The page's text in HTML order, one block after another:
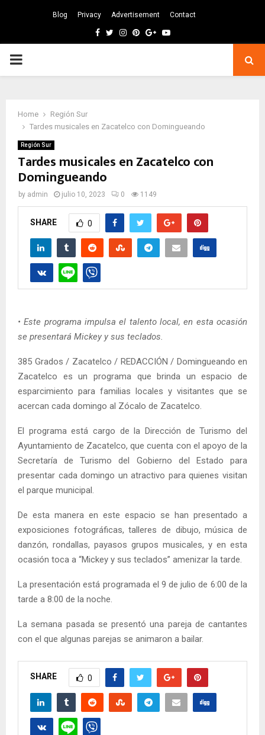
Blog Privacy Advertisement Contact
Facebook
TwitterInstagram
Pinterest
GoogleYoutube
PRIMARY
Home
Región Sur
Tardes musicales en Zacatelco con Domingueando
Región Sur
Tardes musicales en Zacatelco con
Domingueando
by admin julio 10, 2023 0 1149
SHARE 0
• Este programa impulsa el talento local, en esta ocasión
se presentará Mickey y sus teclados.
385 Grados / Zacatelco / REDACCIÓN / Domingueando en
Zacatelco es un programa que brinda un espacio de
esparcimiento para familias locales y visitantes que se
acercan cada domingo al Zócalo de Zacatelco.
El programa está cargo de la Dirección de Turismo del
Ayuntamiento de Zacatelco, que cuenta con el apoyo de la
Secretaría de Turismo del Gobierno del Estado para
presentar cada domingo un atractivo para quienes visitan
el parque municipal.
De esta manera en este espacio se han presentado a
exposiciones fotográficas, talleres de dibujo, música de
danzón, rondallas, payasos grupos musicales, y en esta
ocasión toca a “Mickey y sus teclados” amenizar la tarde.
La presentación está programada el 9 de julio de 6:00 de la
tarde a 8:00 de la noche.
La semana pasada se presentó una pareja de cantantes
con el que algunas parejas se animaron a bailar.
SHARE 0